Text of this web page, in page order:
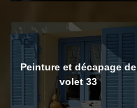
Peinture et décapage de
volet 33